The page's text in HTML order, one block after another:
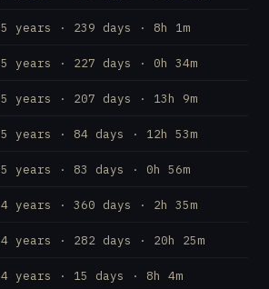
5 years · 239 days · 8h 1m
5 years · 227 days · 0h 34m
5 years · 207 days · 13h 9m
5 years · 84 days · 12h 53m
5 years · 83 days · 0h 56m
4 years · 360 days · 2h 35m
4 years · 282 days · 20h 25m
4 years · 15 days · 8h 4m